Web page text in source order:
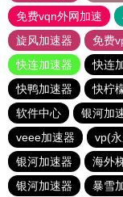
免费vqn外网加速
旋风加速器
免费
快连加速器
快连
快鸭加速器
快柠
软件中心
银河加
veee加速器
vp(
银河加速器
海外
银河加速器
暴雪